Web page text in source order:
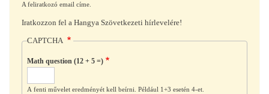
A feliratkozó email címe.
Iratkozzon fel a Hangya Szövetkezeti hírlevelére!
CAPTCHA
Math question (12 + 5 =)
A fenti művelet eredményét kell beírni. Például 1+3 esetén 4-et.